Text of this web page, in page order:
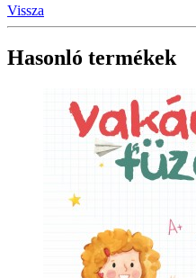
Vissza
Hasonló termékek